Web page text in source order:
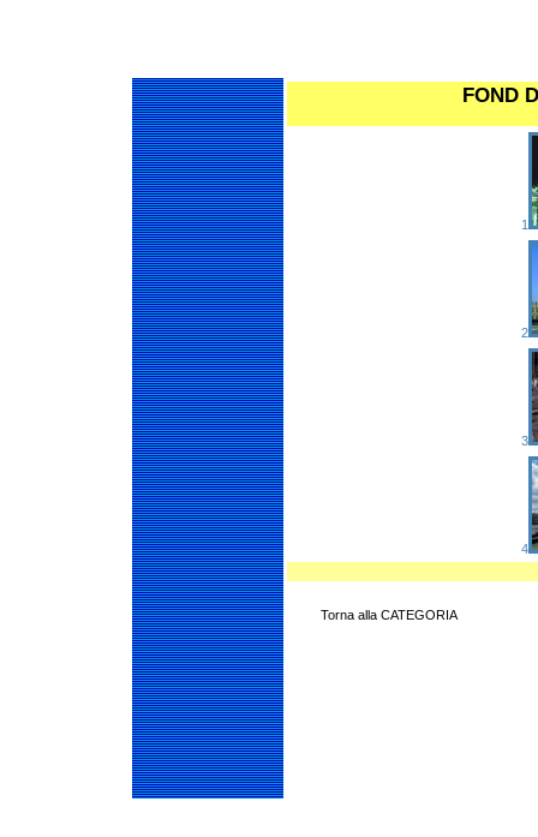
FOND
1
2
3
4
Torna alla CATEGORIA